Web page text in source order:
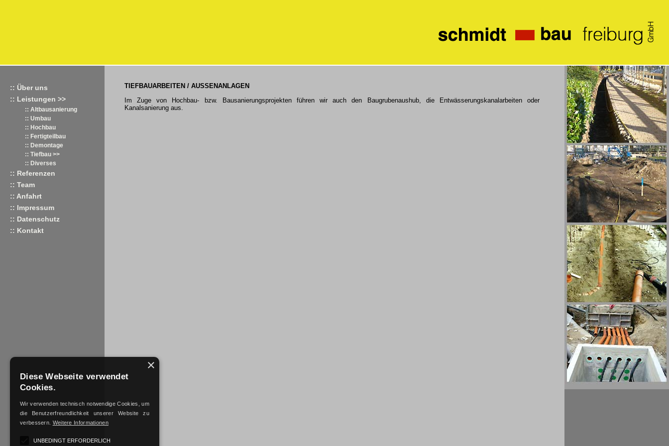
:: Über uns
:: Leistungen >>
:: Altbausanierung
:: Umbau
:: Hochbau
:: Fertigteilbau
:: Demontage
:: Tiefbau >>
:: Diverses
:: Referenzen
:: Team
:: Anfahrt
:: Impressum
:: Datenschutz
:: Kontakt
TIEFBAUARBEITEN / AUSSENANLAGEN
Im Zuge von Hochbau- bzw. Bausanierungsprojekten führen wir auch den Baugrubenaushub, die Entwässerungskanalarbeiten oder
Kanalsanierung aus.
×
Diese Webseite verwendet
Cookies.
Wir verwenden technisch notwendige Cookies, um
die Benutzerfreundlichkeit unserer Website zu
verbessern. Weitere Informationen
UNBEDINGT ERFORDERLICH